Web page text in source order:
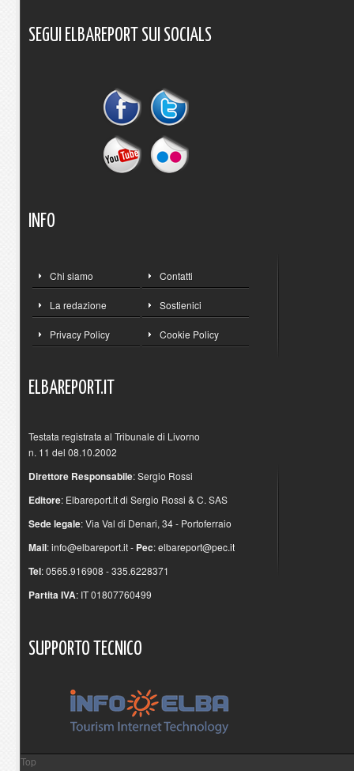
SEGUI ELBAREPORT SUI SOCIALS
INFO
Chi siamo Contatti
La redazione Sostienici
Privacy Policy Cookie Policy
ELBAREPORT.IT
Testata registrata al Tribunale di Livorno
n. 11 del 08.10.2002
Direttore Responsabile: Sergio Rossi
Editore: Elbareport.it di Sergio Rossi & C. SAS
Sede legale: Via Val di Denari, 34 - Portoferraio
Mail:info@elbareport.it- Pec:elbareport@pec.it
Tel: 0565.916908 - 335.6228371
Partita IVA: IT 01807760499
SUPPORTO TECNICO
Top